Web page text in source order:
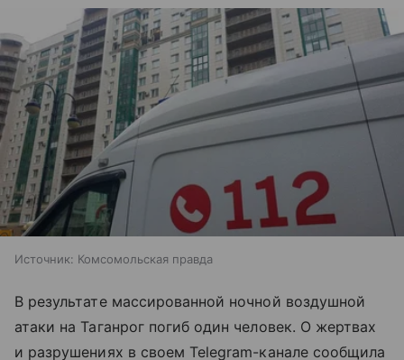
Источник: Комсомольская правда
В результате массированной ночной воздушной
атаки на Таганрог погиб один человек. О жертвах
и разрушениях в своем Telegram-канале сообщила